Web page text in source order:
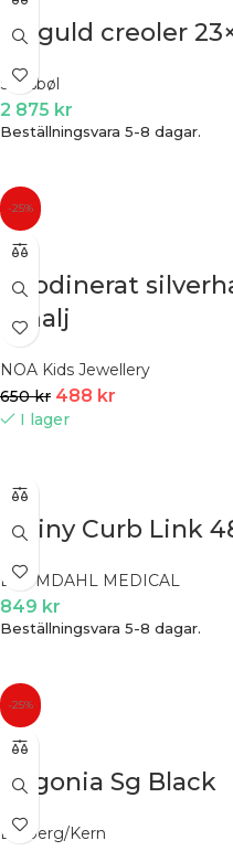
8k guld creoler
Siersbøl
2 875 kr
Beställningsvara 5-8 dagar.
-25%
Rhodinerat
emalj
NOA Kids Jewellery
650kr 488 kr
I lager
S Tiny Curb Link
BLOMDAHL MEDICAL
849 kr
Beställningsvara 5-8 dagar.
-25%
Begonia Sg Black
Dyrberg/Kern